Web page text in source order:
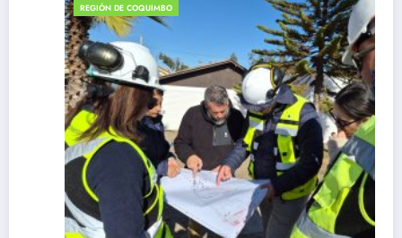
REGIÓN DE COQUIMBO